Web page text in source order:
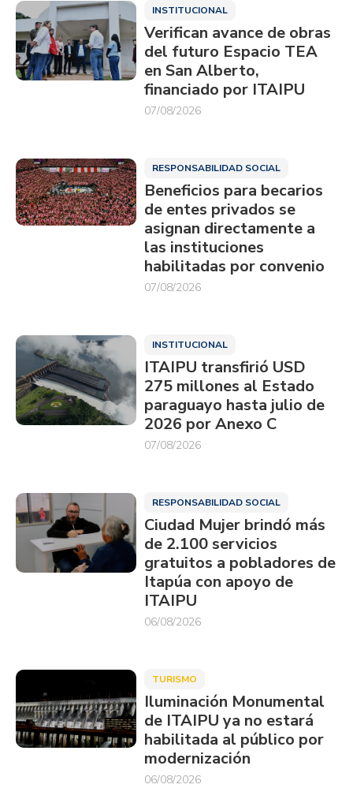
INSTITUCIONAL
Verifican avance de obras
del futuro Espacio TEA
en San Alberto,
financiado por ITAIPU
07/08/2026
RESPONSABILIDAD SOCIAL
Beneficios para becarios
de entes privados se
asignan directamente a
las instituciones
habilitadas por convenio
07/08/2026
INSTITUCIONAL
ITAIPU transfirió USD
275 millones al Estado
paraguayo hasta julio de
2026 por Anexo C
07/08/2026
RESPONSABILIDAD SOCIAL
Ciudad Mujer brindó más
de 2.100 servicios
gratuitos a pobladores de
Itapúa con apoyo de
ITAIPU
06/08/2026
TURISMO
Iluminación Monumental
de ITAIPU ya no estará
habilitada al público por
modernización
06/08/2026